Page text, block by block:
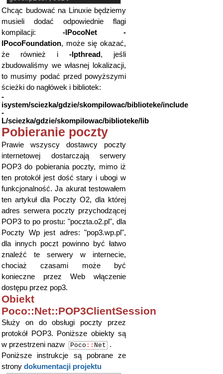
Chcąc budować na Linuxie będziemy
musieli dodać odpowiednie flagi
kompilacji: -lPocoNet -
lPocoFoundation, może się okazać,
że również i -lpthread , jeśli
zbudowaliśmy we własnej lokalizacji,
to musimy podać przed powyższymi
ścieżki do nagłówek i bibliotek:
-
isystem/sciezka/gdzie/skompilowac/biblioteke/include
-
L/sciezka/gdzie/skompilowac/biblioteke/lib
Pobieranie poczty
Prawie wszyscy dostawcy poczty
internetowej dostarczają serwery
POP3 do pobierania poczty, mimo iż
ten protokół jest dość stary i ubogi w
funkcjonalność. Ja akurat testowałem
ten artykuł dla Poczty O2, dla której
adres serwera poczty przychodzącej
POP3 to po prostu: "poczta.o2.pl", dla
Poczty Wp jest adres: "pop3.wp.pl",
dla innych poczt powinno być łatwo
znaleźć te serwery w internecie,
chociaż czasami może być
konieczne przez Web włączenie
dostępu przez pop3.
Obiekt
Poco::Net::POP3ClientSession
Służy on do obsługi poczty przez
protokół POP3. Poniższe obiekty są
w przestrzeni nazw
Poco :: Net .
Poniższe instrukcje są pobrane ze
strony dokumentacji projektu